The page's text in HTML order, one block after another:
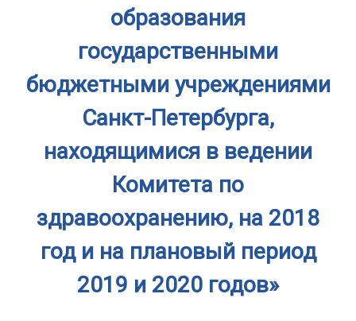
образования
государственными
бюджетными учреждениями
Санкт-Петербурга,
находящимися в ведении
Комитета по
здравоохранению, на 2018
год и на плановый период
2019 и 2020 годов»